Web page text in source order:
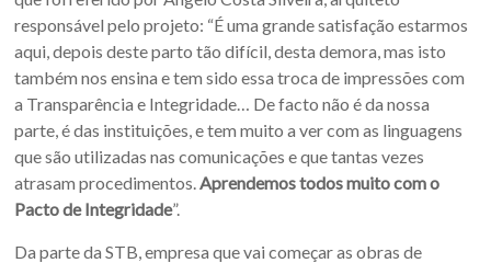
responsável pelo projeto: “É uma grande satisfação estarmos
aqui, depois deste parto tão difícil, desta demora, mas isto
também nos ensina e tem sido essa troca de impressões com
a Transparência e Integridade… De facto não é da nossa
parte, é das instituições, e tem muito a ver com as linguagens
que são utilizadas nas comunicações e que tantas vezes
atrasam procedimentos. Aprendemos todos muito com o
Pacto de Integridade”.
Da parte da STB, empresa que vai começar as obras de